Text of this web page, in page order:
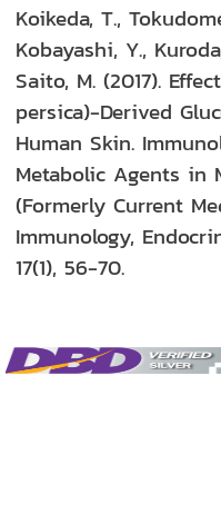
Koikeda, T.,
Kobayashi, Y.,
Saito, M. (2017).
persica)-Derived
Human Skin.
Metabolic Agents in
(Formerly Current
Immunology,
17(1), 56-70.